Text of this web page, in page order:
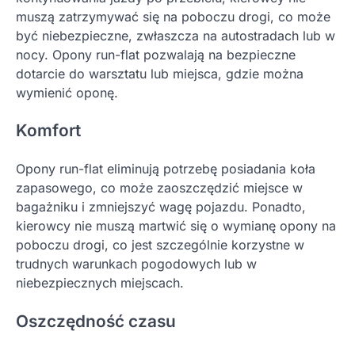
muszą zatrzymywać się na poboczu drogi, co może
być niebezpieczne, zwłaszcza na autostradach lub w
nocy. Opony run-flat pozwalają na bezpieczne
dotarcie do warsztatu lub miejsca, gdzie można
wymienić oponę.
Komfort
Opony run-flat eliminują potrzebę posiadania koła
zapasowego, co może zaoszczędzić miejsce w
bagażniku i zmniejszyć wagę pojazdu. Ponadto,
kierowcy nie muszą martwić się o wymianę opony na
poboczu drogi, co jest szczególnie korzystne w
trudnych warunkach pogodowych lub w
niebezpiecznych miejscach.
Oszczędność czasu